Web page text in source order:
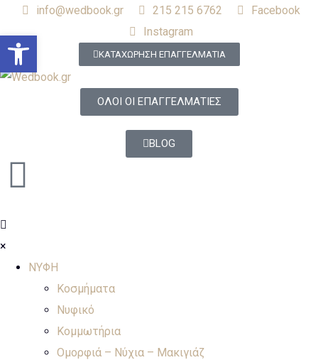
info@wedbook.gr 215 215 6762
Facebook
Instagram
ΚΑΤΑΧΩΡΗΣΗ ΕΠΑΓΓΕΛΜΑΤΙΑ
ΟΛΟΙ ΟΙ ΕΠΑΓΓΕΛΜΑΤΙΕΣ
BLOG
×
ΝΥΦΗ
Κοσμήματα
Νυφικό
Κομμωτήρια
Ομορφιά – Νύχια – Μακιγιάζ
Open toolbar